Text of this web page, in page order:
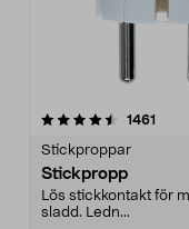
1461
Stickproppar
Stickpropp
Lös stickkontakt för
sladd. Ledn...
4.0 av 5